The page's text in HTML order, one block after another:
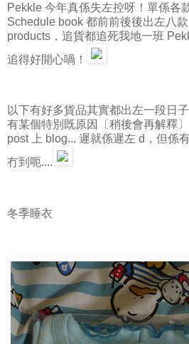
Pekkle 今年真係失左控呀！單係各
Schedule book 都前前後後出左八
products，追貨都追死我地一班
追得好開心喎！
以下有好多貨品其實都出左一段日
有某個特別既原因〔稍後會再解釋
post 上 blog... 遲就係遲左 d，但係
冇到呃....
冬季睡衣